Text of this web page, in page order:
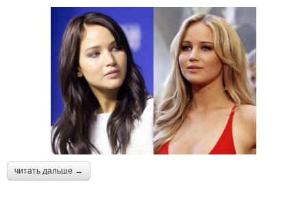
читать дальше →